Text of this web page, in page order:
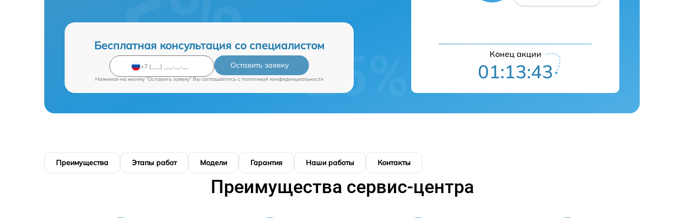
Бесплатная консультация со специалистом
Оставить заявку
Нажимая на кнопку "Оставить заявку" Вы соглашаетесь c политикой конфиденциальности
Конец акции
01:13:42
Преимущества Этапы работ Модели Гарантия Наши работы Контакты
Преимущества сервис-центра